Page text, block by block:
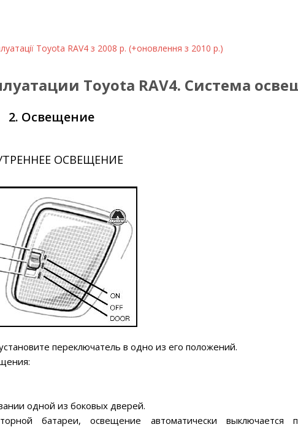
Toyota RAV4 з 2008 р. (+оновлення з 2010 р.)
Toyota RAV4. Система
2. Освещение
ОСВЕЩЕНИЕ
переключатель в одно из его положений.
одной из боковых дверей.
батареи, освещение автоматически выключается